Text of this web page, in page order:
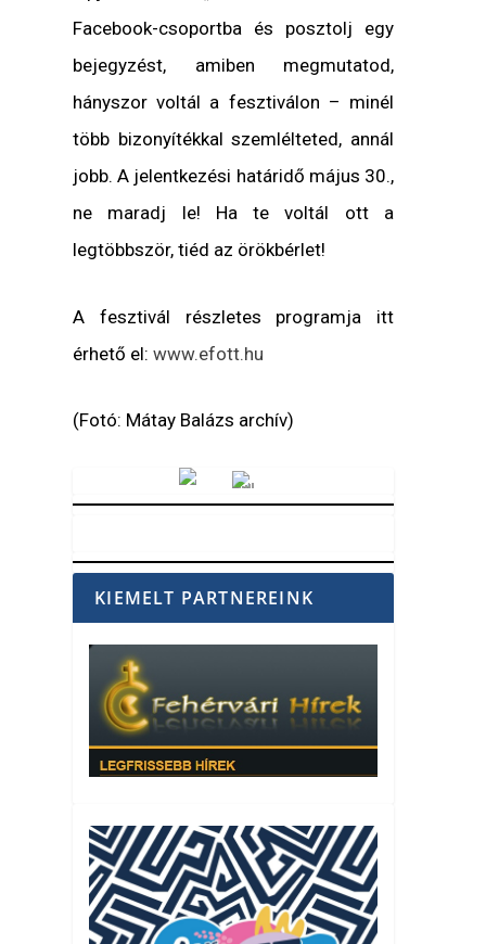
Facebook-csoportba és posztolj egy
bejegyzést, amiben megmutatod,
hányszor voltál a fesztiválon – minél
több bizonyítékkal szemlélteted, annál
jobb. A jelentkezési határidő május 30.,
ne maradj le! Ha te voltál ott a
legtöbbször, tiéd az örökbérlet!
A fesztivál részletes programja itt
érhető el:www.efott.hu
(Fotó: Mátay Balázs archív)
KIEMELT PARTNEREINK